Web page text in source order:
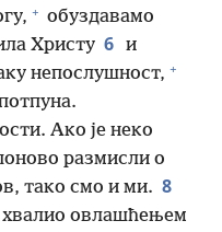
+ обуздавамо
Христу 6 и
непослушност, +
Ако је неко
размисли о
тако смо и ми. 8
хвалио овлашћењем